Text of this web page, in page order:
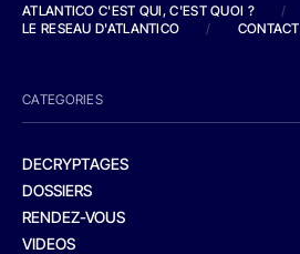
ATLANTICO C'EST QUI, C'EST QUOI ?
/
LE RESEAU D'ATLANTICO
/ CONTACT
CATEGORIES
DECRYPTAGES
DOSSIERS
RENDEZ-VOUS
VIDEOS